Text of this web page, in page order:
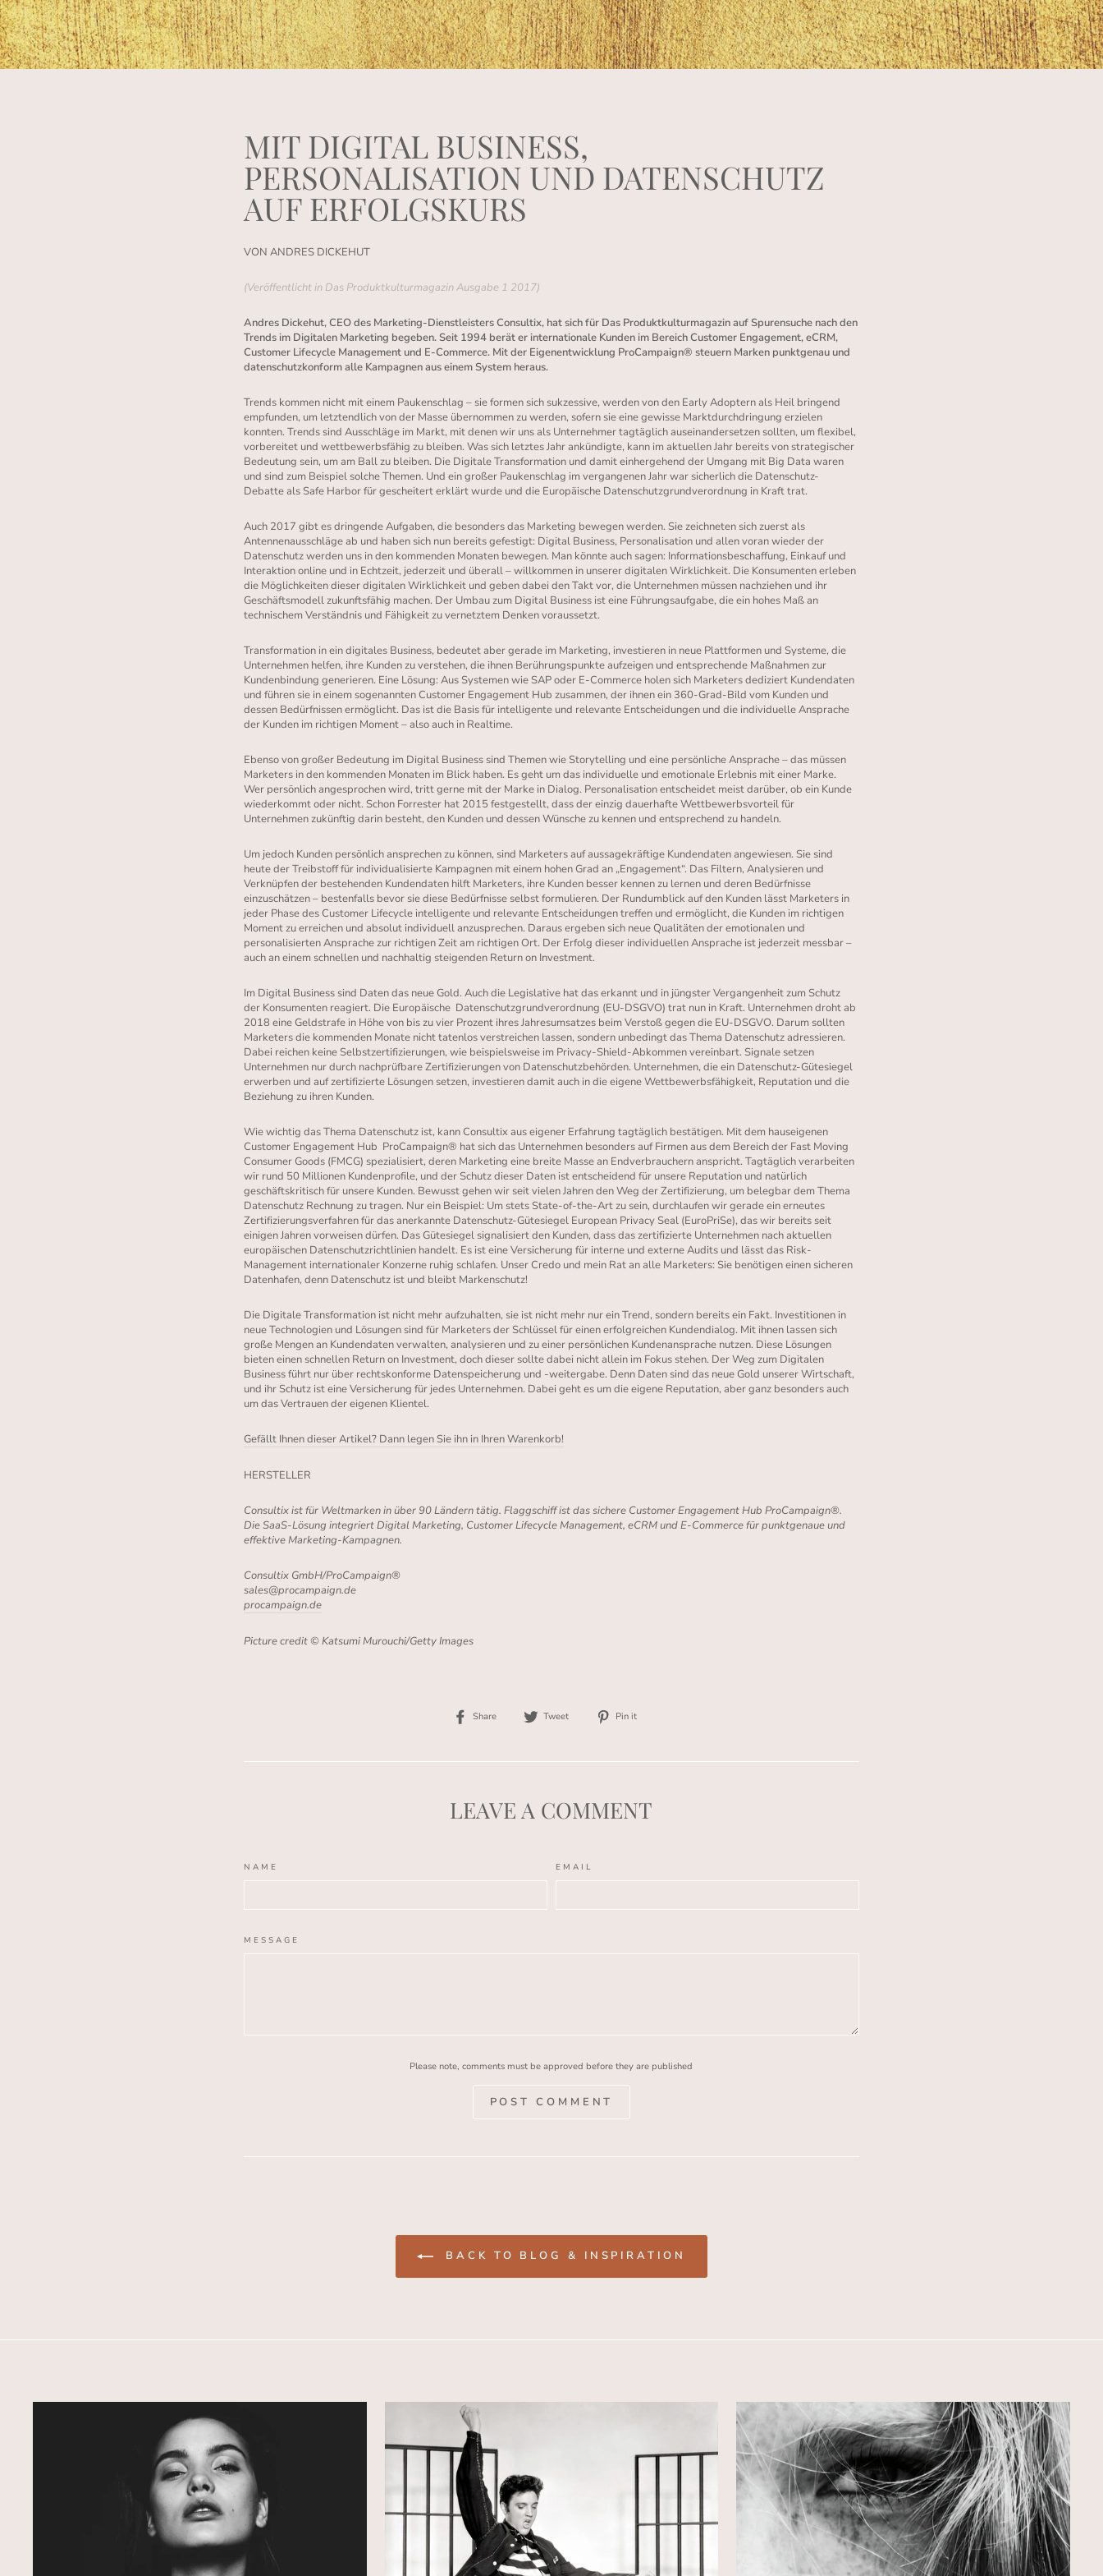
MIT DIGITAL BUSINESS,
PERSONALISATION UND DATENSCHUTZ
AUF ERFOLGSKURS
VON ANDRES DICKEHUT
(Veröffentlicht in Das Produktkulturmagazin Ausgabe 1 2017)
Andres Dickehut, CEO des Marketing-Dienstleisters Consultix, hat sich für Das Produktkulturmagazin auf Spurensuche nach den
Trends im Digitalen Marketing begeben. Seit 1994 berät er internationale Kunden im Bereich Customer Engagement, eCRM,
Customer Lifecycle Management und E-Commerce. Mit der Eigenentwicklung ProCampaign® steuern Marken punktgenau und
datenschutzkonform alle Kampagnen aus einem System heraus.
Trends kommen nicht mit einem Paukenschlag – sie formen sich sukzessive, werden von den Early Adoptern als Heil bringend
empfunden, um letztendlich von der Masse übernommen zu werden, sofern sie eine gewisse Marktdurchdringung erzielen
konnten. Trends sind Ausschläge im Markt, mit denen wir uns als Unternehmer tagtäglich auseinandersetzen sollten, um flexibel,
vorbereitet und wettbewerbsfähig zu bleiben. Was sich letztes Jahr ankündigte, kann im aktuellen Jahr bereits von strategischer
Bedeutung sein, um am Ball zu bleiben. Die Digitale Transformation und damit einhergehend der Umgang mit Big Data waren
und sind zum Beispiel solche Themen. Und ein großer Paukenschlag im vergangenen Jahr war sicherlich die Datenschutz-
Debatte als Safe Harbor für gescheitert erklärt wurde und die Europäische Datenschutzgrundverordnung in Kraft trat.
Auch 2017 gibt es dringende Aufgaben, die besonders das Marketing bewegen werden. Sie zeichneten sich zuerst als
Antennenausschläge ab und haben sich nun bereits gefestigt: Digital Business, Personalisation und allen voran wieder der
Datenschutz werden uns in den kommenden Monaten bewegen. Man könnte auch sagen: Informationsbeschaffung, Einkauf und
Interaktion online und in Echtzeit, jederzeit und überall – willkommen in unserer digitalen Wirklichkeit. Die Konsumenten erleben
die Möglichkeiten dieser digitalen Wirklichkeit und geben dabei den Takt vor, die Unternehmen müssen nachziehen und ihr
Geschäftsmodell zukunftsfähig machen. Der Umbau zum Digital Business ist eine Führungsaufgabe, die ein hohes Maß an
technischem Verständnis und Fähigkeit zu vernetztem Denken voraussetzt.
Transformation in ein digitales Business, bedeutet aber gerade im Marketing, investieren in neue Plattformen und Systeme, die
Unternehmen helfen, ihre Kunden zu verstehen, die ihnen Berührungspunkte aufzeigen und entsprechende Maßnahmen zur
Kundenbindung generieren. Eine Lösung: Aus Systemen wie SAP oder E-Commerce holen sich Marketers dediziert Kundendaten
und führen sie in einem sogenannten Customer Engagement Hub zusammen, der ihnen ein 360-Grad-Bild vom Kunden und
dessen Bedürfnissen ermöglicht. Das ist die Basis für intelligente und relevante Entscheidungen und die individuelle Ansprache
der Kunden im richtigen Moment – also auch in Realtime.
Ebenso von großer Bedeutung im Digital Business sind Themen wie Storytelling und eine persönliche Ansprache – das müssen
Marketers in den kommenden Monaten im Blick haben. Es geht um das individuelle und emotionale Erlebnis mit einer Marke.
Wer persönlich angesprochen wird, tritt gerne mit der Marke in Dialog. Personalisation entscheidet meist darüber, ob ein Kunde
wiederkommt oder nicht. Schon Forrester hat 2015 festgestellt, dass der einzig dauerhafte Wettbewerbsvorteil für
Unternehmen zukünftig darin besteht, den Kunden und dessen Wünsche zu kennen und entsprechend zu handeln.
Um jedoch Kunden persönlich ansprechen zu können, sind Marketers auf aussagekräftige Kundendaten angewiesen. Sie sind
heute der Treibstoff für individualisierte Kampagnen mit einem hohen Grad an „Engagement“. Das Filtern, Analysieren und
Verknüpfen der bestehenden Kundendaten hilft Marketers, ihre Kunden besser kennen zu lernen und deren Bedürfnisse
einzuschätzen – bestenfalls bevor sie diese Bedürfnisse selbst formulieren. Der Rundumblick auf den Kunden lässt Marketers in
jeder Phase des Customer Lifecycle intelligente und relevante Entscheidungen treffen und ermöglicht, die Kunden im richtigen
Moment zu erreichen und absolut individuell anzusprechen. Daraus ergeben sich neue Qualitäten der emotionalen und
personalisierten Ansprache zur richtigen Zeit am richtigen Ort. Der Erfolg dieser individuellen Ansprache ist jederzeit messbar –
auch an einem schnellen und nachhaltig steigenden Return on Investment.
Im Digital Business sind Daten das neue Gold. Auch die Legislative hat das erkannt und in jüngster Vergangenheit zum Schutz
der Konsumenten reagiert. Die Europäische Datenschutzgrundverordnung (EU-DSGVO) trat nun in Kraft. Unternehmen droht ab
2018 eine Geldstrafe in Höhe von bis zu vier Prozent ihres Jahresumsatzes beim Verstoß gegen die EU-DSGVO. Darum sollten
Marketers die kommenden Monate nicht tatenlos verstreichen lassen, sondern unbedingt das Thema Datenschutz adressieren.
Dabei reichen keine Selbstzertifizierungen, wie beispielsweise im Privacy-Shield-Abkommen vereinbart. Signale setzen
Unternehmen nur durch nachprüfbare Zertifizierungen von Datenschutzbehörden. Unternehmen, die ein Datenschutz-Gütesiegel
erwerben und auf zertifizierte Lösungen setzen, investieren damit auch in die eigene Wettbewerbsfähigkeit, Reputation und die
Beziehung zu ihren Kunden.
Wie wichtig das Thema Datenschutz ist, kann Consultix aus eigener Erfahrung tagtäglich bestätigen. Mit dem hauseigenen
Customer Engagement Hub ProCampaign® hat sich das Unternehmen besonders auf Firmen aus dem Bereich der Fast Moving
Consumer Goods (FMCG) spezialisiert, deren Marketing eine breite Masse an Endverbrauchern anspricht. Tagtäglich verarbeiten
wir rund 50 Millionen Kundenprofile, und der Schutz dieser Daten ist entscheidend für unsere Reputation und natürlich
geschäftskritisch für unsere Kunden. Bewusst gehen wir seit vielen Jahren den Weg der Zertifizierung, um belegbar dem Thema
Datenschutz Rechnung zu tragen. Nur ein Beispiel: Um stets State-of-the-Art zu sein, durchlaufen wir gerade ein erneutes
Zertifizierungsverfahren für das anerkannte Datenschutz-Gütesiegel European Privacy Seal (EuroPriSe), das wir bereits seit
einigen Jahren vorweisen dürfen. Das Gütesiegel signalisiert den Kunden, dass das zertifizierte Unternehmen nach aktuellen
europäischen Datenschutzrichtlinien handelt. Es ist eine Versicherung für interne und externe Audits und lässt das Risk-
Management internationaler Konzerne ruhig schlafen. Unser Credo und mein Rat an alle Marketers: Sie benötigen einen sicheren
Datenhafen, denn Datenschutz ist und bleibt Markenschutz!
Die Digitale Transformation ist nicht mehr aufzuhalten, sie ist nicht mehr nur ein Trend, sondern bereits ein Fakt. Investitionen in
neue Technologien und Lösungen sind für Marketers der Schlüssel für einen erfolgreichen Kundendialog. Mit ihnen lassen sich
große Mengen an Kundendaten verwalten, analysieren und zu einer persönlichen Kundenansprache nutzen. Diese Lösungen
bieten einen schnellen Return on Investment, doch dieser sollte dabei nicht allein im Fokus stehen. Der Weg zum Digitalen
Business führt nur über rechtskonforme Datenspeicherung und -weitergabe. Denn Daten sind das neue Gold unserer Wirtschaft,
und ihr Schutz ist eine Versicherung für jedes Unternehmen. Dabei geht es um die eigene Reputation, aber ganz besonders auch
um das Vertrauen der eigenen Klientel.
Gefällt Ihnen dieser Artikel? Dann legen Sie ihn in Ihren Warenkorb!
HERSTELLER
Consultix ist für Weltmarken in über 90 Ländern tätig. Flaggschiff ist das sichere Customer Engagement Hub ProCampaign®.
Die SaaS-Lösung integriert Digital Marketing, Customer Lifecycle Management, eCRM und E-Commerce für punktgenaue und
effektive Marketing-Kampagnen.
Consultix GmbH/ProCampaign®
sales@procampaign.de
procampaign.de
Picture credit© Katsumi Murouchi/Getty Images
Share
Share Tweet
Tweet Pin it
LEAVE A COMMENT
NAME EMAIL
MESSAGE
Please note, comments must be approved before they are published
POST COMMENT
BACK TO BLOG & INSPIRATION